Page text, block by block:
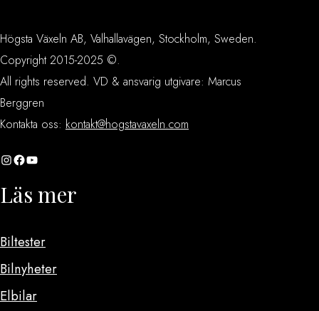
Högsta Växeln AB, Valhallavägen, Stockholm, Sweden.
Copyright 2015-2025 ©.
All rights reserved. VD & ansvarig utgivare: Marcus
Berggren
Kontakta oss: kontakt@hogstavaxeln.com
InstagramFacebook YouTube
Läs mer
Biltester
Bilnyheter
Elbilar